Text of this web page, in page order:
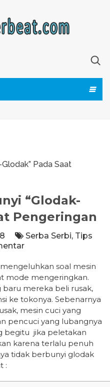
Pada Saat
“Glodak-
Pengeringan
Serba Serbi, Tips
soal mesin
mode mengeringkan.
mereka beli rusak,
ke tokonya. Sebenarnya
mesin cuci yang
pencuci yang lubangnya
begitu jika peletakan
karena terlalu penuh
tidak berbunyi glodak
: